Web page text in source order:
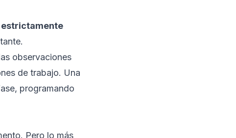
estrictamente
observaciones
de trabajo. Una
programando
Pero lo más